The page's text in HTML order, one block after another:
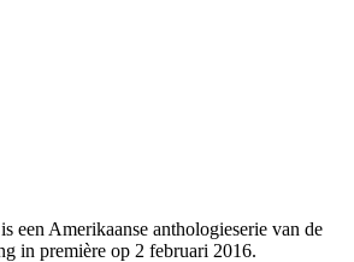
een Amerikaanse anthologieserie van de
in première op 2 februari 2016.